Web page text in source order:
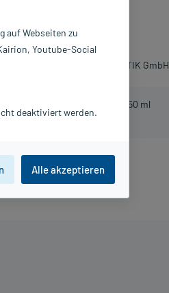
Gratis Avene After Sun Lotion, 50 ml
PlusHerzen sammeln
400 ml
17896785
PIERRE FABRE DERMO KOSMETIK GmbH
auf Webseiten zu
Youtube-Social
deaktiviert werden.
Alle akzeptieren